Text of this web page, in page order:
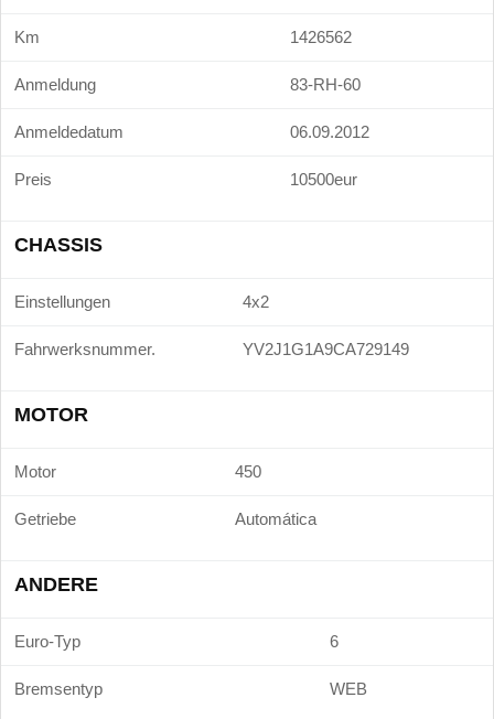
Km 1426562
Anmeldung 83-RH-60
Anmeldedatum 06.09.2012
Preis 10500eur
CHASSIS
Einstellungen 4x2
Fahrwerksnummer. YV2J1G1A9CA729149
MOTOR
Motor 450
Getriebe Automática
ANDERE
Euro-Typ 6
Bremsentyp WEB